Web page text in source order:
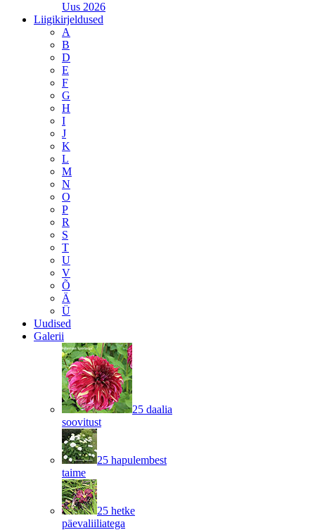
Uus 2026
Liigikirjeldused
A
B
D
E
F
G
H
I
J
K
L
M
N
O
P
R
S
T
U
V
Õ
Ä
Ü
Uudised
Galerii
25 daalia
soovitust
25 hapulembest
taime
25 hetke
päevaliiliatega